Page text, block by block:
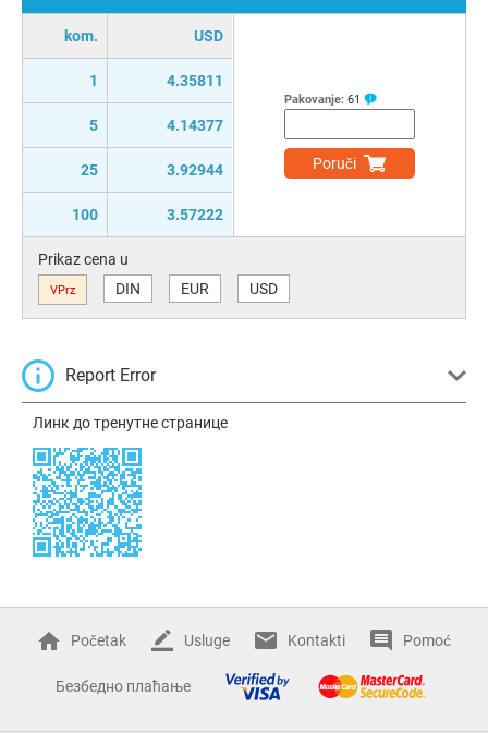
kom. USD
1 4.35811
5 4.14377
25 3.92944
100 3.57222
Pakovanje: 61
Poruči
Prikaz cena u
VPrz DIN EUR USD
Report Error
Линк до тренутне странице
Početak Usluge Kontakti Pomoć
Безбедно плаћање